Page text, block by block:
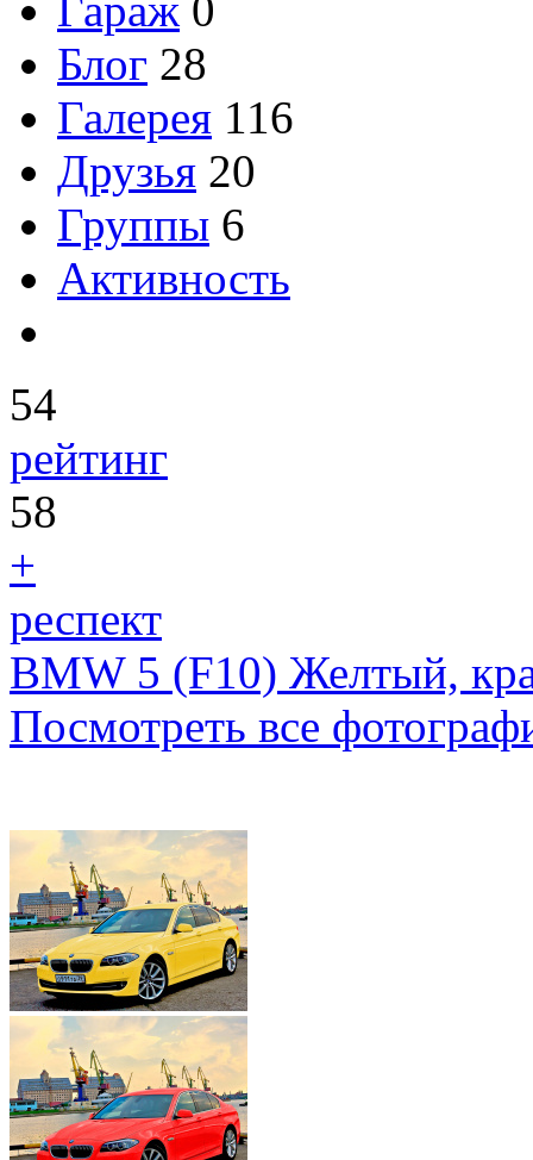
Блог 28
Галерея 116
Друзья 20
Группы 6
Активность
54
рейтинг
58
+
респект
BMW 5 (F10) Желтый,
Посмотреть все